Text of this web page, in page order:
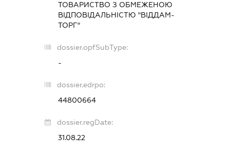
ТОВАРИСТВО З ОБМЕЖЕНОЮ
ВІДПОВІДАЛЬНІСТЮ "ВІДДАМ-
ТОРГ"
dossier.opfSubType:
-
dossier.edrpo:
44800664
dossier.regDate:
31.08.22